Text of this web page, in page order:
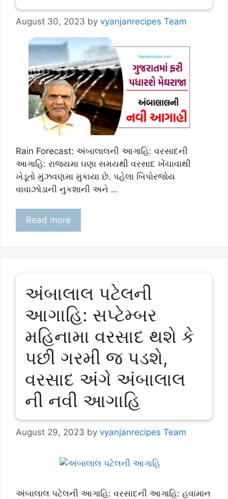
August 30, 2023 by vyanjanrecipes Team
Rain Forecast: અંબાલાલની આગાહિ: વરસાદની
આગાહિ: રાજયમા ઘણા સમયથી વરસાદ ખેંચાવાથી
ખેડૂતો મુંઝવણમા મુકાયા છે. પહેલા બિપોરજોય
વાવાઝોડાની નુકશાની અને …
Read more
અંબાલાલ પટેલની
આગાહિ: સપ્ટેમ્બર
મહિનામા વરસાદ થશે કે
પછી ગરમી જ પડશે,
વરસાદ અંગે અંબાલાલ
ની નવી આગાહિ
August 29, 2023 by vyanjanrecipes Team
અંબાલાલ પટેલની આગાહિ: વરસાદની આગાહિ: હવામાન